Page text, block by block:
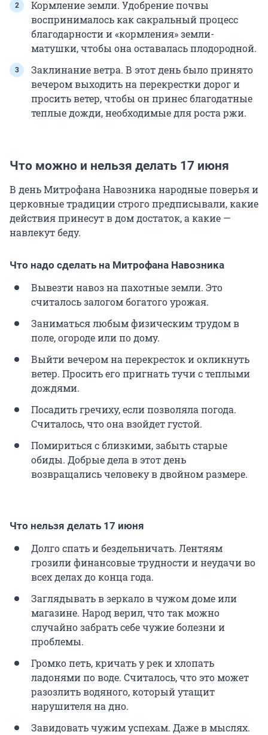
Кормление земли. Удобрение почвы
воспринималось как сакральный процесс
благодарности и «кормления» земли-
матушки, чтобы она оставалась плодородной.
Заклинание ветра. В этот день было принято
вечером выходить на перекрестки дорог и
просить ветер, чтобы он принес благодатные
теплые дожди, необходимые для роста ржи.
Что можно и нельзя делать 17 июня
В день Митрофана Навозника народные поверья и
церковные традиции строго предписывали, какие
действия принесут в дом достаток, а какие —
навлекут беду.
Что надо сделать на Митрофана Навозника
Вывезти навоз на пахотные земли. Это
считалось залогом богатого урожая.
Заниматься любым физическим трудом в
поле, огороде или по дому.
Выйти вечером на перекресток и окликнуть
ветер. Просить его пригнать тучи с теплыми
дождями.
Посадить гречиху, если позволяла погода.
Считалось, что она взойдет густой.
Помириться с близкими, забыть старые
обиды. Добрые дела в этот день
возвращались человеку в двойном размере.
Что нельзя делать 17 июня
Долго спать и бездельничать. Лентяям
грозили финансовые трудности и неудачи во
всех делах до конца года.
Заглядывать в зеркало в чужом доме или
магазине. Народ верил, что так можно
случайно забрать себе чужие болезни и
проблемы.
Громко петь, кричать у рек и хлопать
ладонями по воде. Считалось, что это может
разозлить водяного, который утащит
нарушителя на дно.
Завидовать чужим успехам. Даже в мыслях.